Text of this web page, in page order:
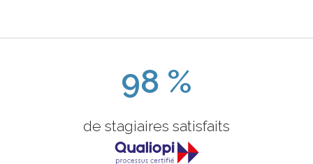
98 %
de stagiaires satisfaits